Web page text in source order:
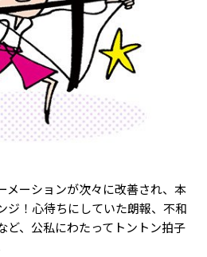
メーションが次々に改善され、本
ジ！心待ちにしていた朗報、不和
ど、公私にわたってトントン拍子